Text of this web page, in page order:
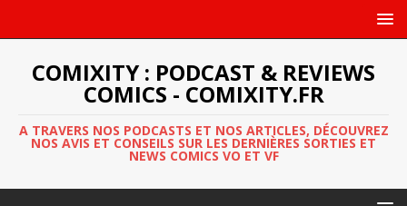
COMIXITY : PODCAST & REVIEWS
COMICS - COMIXITY.FR
A TRAVERS NOS PODCASTS ET NOS ARTICLES, DÉCOUVREZ
NOS AVIS ET CONSEILS SUR LES DERNIÈRES SORTIES ET
NEWS COMICS VO ET VF